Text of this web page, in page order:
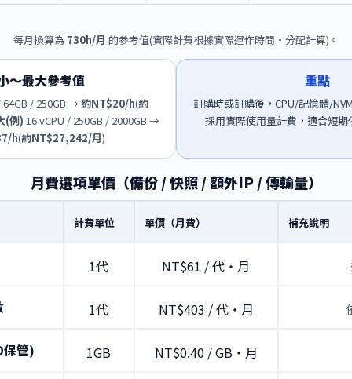
每月換算為 730h/月 的參考值(實際計費根據實際運作時間・分配計算)。
〜最大參考值
/ 250GB →約NT$20/h(約
(例) 16 vCPU / 250GB / 2000GB →
h(約NT$27,242/月)
重點
訂購時或訂購後，CPU/記憶體/
採用實際使用量計費，適合短
月費選項單價（備份 / 快照 / 額外IP / 傳輸量）
計費單位 單價（月費） 補充說明
1代 NT$61 / 代・月
1代 NT$403 / 代・月
保管) 1GB NT$0.40 / GB・月